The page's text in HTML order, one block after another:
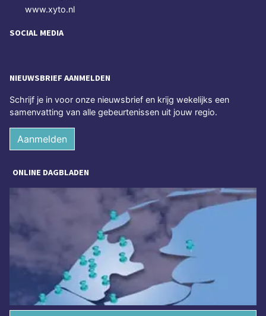
www.xyto.nl
SOCIAL MEDIA
NIEUWSBRIEF AANMELDEN
Schrijf je in voor onze nieuwsbrief en krijg wekelijks een
samenvatting van alle gebeurtenissen uit jouw regio.
Aanmelden
ONLINE DAGBLADEN